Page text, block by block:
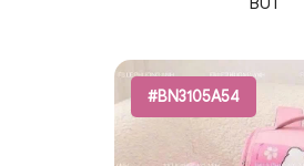
#BN3105A54